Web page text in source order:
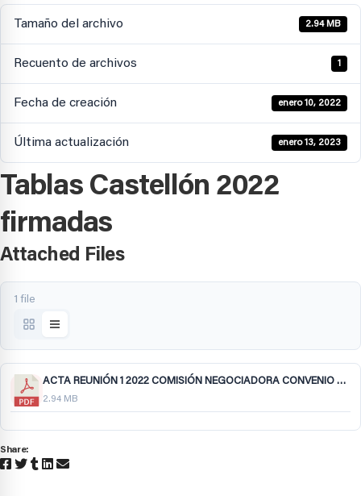
Tamaño del archivo 2.94 MB
Recuento de archivos 1
Fecha de creación enero 10, 2022
Última actualización enero 13, 2023
Tablas Castellón 2022
firmadas
Attached Files
1 file
ACTA REUNIÓN 1 2022 COMISIÓN NEGOCIADORA CONVENIO COLECTIVO PROVINCIAL DE TRABAJO PARA CONSTRUCCIÓN 061022.pdf
2.94 MB
Share: